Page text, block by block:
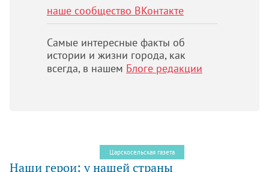
наше сообщество ВКонтакте
Самые интересные факты об
истории и жизни города, как
всегда, в нашем Блоге редакции
Царскосельская газета
Наши герои: у нашей страны